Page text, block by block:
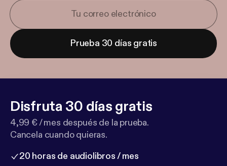
Prueba 30 días gratis
Disfruta 30 días gratis
4,99 € / mes después de la prueba.
Cancela cuando quieras.
20 horas de audiolibros / mes